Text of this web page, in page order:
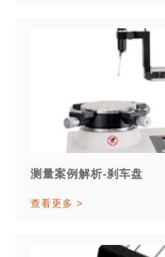
测量案例解析-刹车盘
查看更多 >